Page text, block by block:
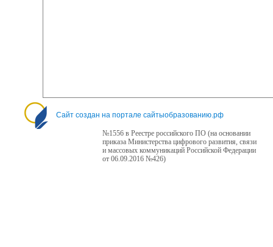
Сайт создан на портале сайтыобразованию.рф
№1556 в Реестре российского ПО (на основании
приказа Министерства цифрового развития, связи
и массовых коммуникаций Российской Федерации
от 06.09.2016 №426)